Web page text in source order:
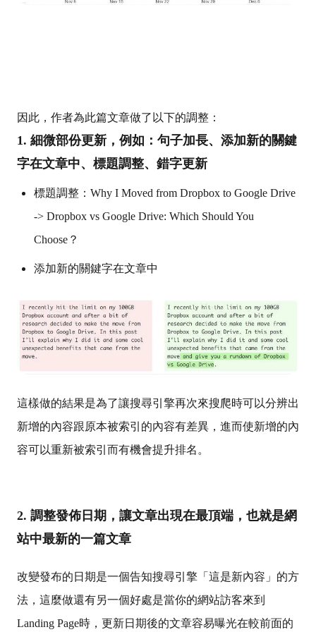
因此，作者為此篇文章做了以下的調整：
1. 細微部份更新，例如：句子加長、添加新的關鍵
字在文章中、標題調整、錯字更新
標題調整：Why I Moved from Dropbox to Google Drive
-> Dropbox vs Google Drive: Which Should You
Choose？
添加新的關鍵字在文章中
這樣做的結果是為了讓搜尋引擎再次來搜爬時可以分辨出
新增的內容跟原本被索引的內容有差異，進而使新增的內
容可以重新被索引而有機會提升排名。
2. 調整發佈日期，讓文章出現在最頂端，也就是網
站中最新的一篇文章
改變發布的日期是一個告知搜尋引擎「這是新內容」的方
法，這麼做還有另一個好處是當你的網站訪客來到
Landing Page時，更新日期後的文章容易曝光在較前面的